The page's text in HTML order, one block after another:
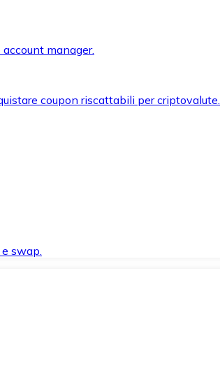
manager.
coupon riscattabili per criptovalute.
swap.